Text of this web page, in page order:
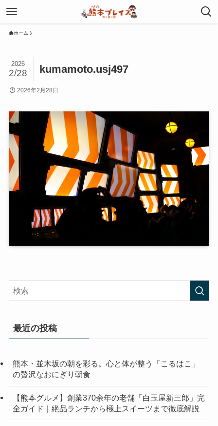
ホーム
kumamoto.usj497
2026
2/28
2026年2月28日
最近の投稿
熊本・並木坂の朝を彩る。心と体が整う「こるはこ」
の贅沢なおにぎり朝食
【熊本グルメ】創業370余年の老舗「白玉屋新三郎」完
全ガイド｜絶品ランチから極上スイーツまで徹底解説